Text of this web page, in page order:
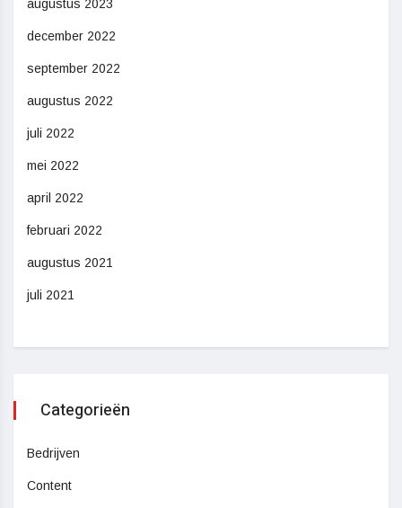
augustus 2023
december 2022
september 2022
augustus 2022
juli 2022
mei 2022
april 2022
februari 2022
augustus 2021
juli 2021
Categorieën
Bedrijven
Content